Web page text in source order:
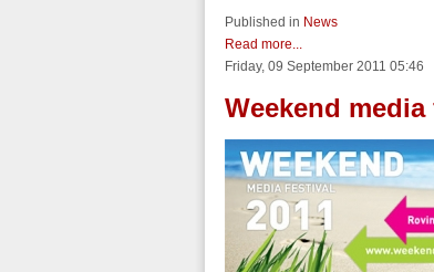
Published in News
Read more...
Friday, 09 September 2011 05:46
Weekend media